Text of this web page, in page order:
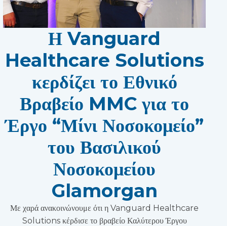
Η Vanguard
Healthcare Solutions
κερδίζει το Εθνικό
Βραβείο MMC για το
Έργο “Μίνι Νοσοκομείο”
του Βασιλικού
Νοσοκομείου
Glamorgan
Με χαρά ανακοινώνουμε ότι η Vanguard Healthcare
Solutions κέρδισε το βραβείο Καλύτερου Έργου